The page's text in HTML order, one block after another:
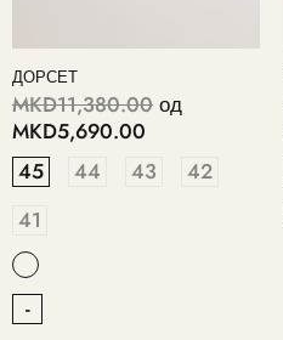
ДОРСЕТ
MKD11,380.00 од
MKD5,690.00
45
44 43
42
41
-